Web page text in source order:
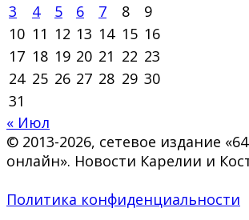
3
4 5 6 7 8
9
10 11 12 13 14 15 16
17 18 19 20 21 22 23
24 25 26 27 28 29 30
31
« Июл
© 2013-2026, сетевое издание
онлайн». Новости Карелии и
Политика конфиденциальности